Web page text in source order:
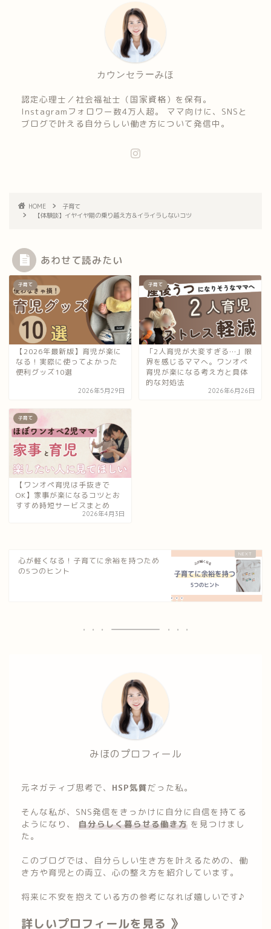
カウンセラーみほ
認定心理士／社会福祉士（国家資格）を保有。
Instagramフォロワー数4万人超。 ママ向けに、SNSと
ブログで叶える自分らしい働き方について発信中。
HOME
子育て
【体験談】イヤイヤ期の乗り越え方＆イライラしないコツ
あわせて読みたい
子育て
【2026年最新版】育児が楽に
なる！実際に使ってよかった
便利グッズ10選
2026年5月29日
子育て
「2人育児が大変すぎる…」限
界を感じるママへ。ワンオペ
育児が楽になる考え方と具体
的な対処法
2026年6月26日
子育て
【ワンオペ育児は手抜きで
OK】家事が楽になるコツとお
すすめ時短サービスまとめ
2026年4月3日
心が軽くなる！子育てに余裕を持つため
の5つのヒント
みほのプロフィール
元ネガティブ思考で、 HSP気質だった私。
そんな私が、SNS発信をきっかけに自分に自信を持てる
ようになり、
自分らしく暮らせる働き方 を見つけまし
た。
このブログでは、自分らしい生き方を叶えるための、働
き方や育児との両立、心の整え方を紹介しています。
将来に不安を抱えている方の参考になれば嬉しいです♪
詳しいプロフィールを見る 》